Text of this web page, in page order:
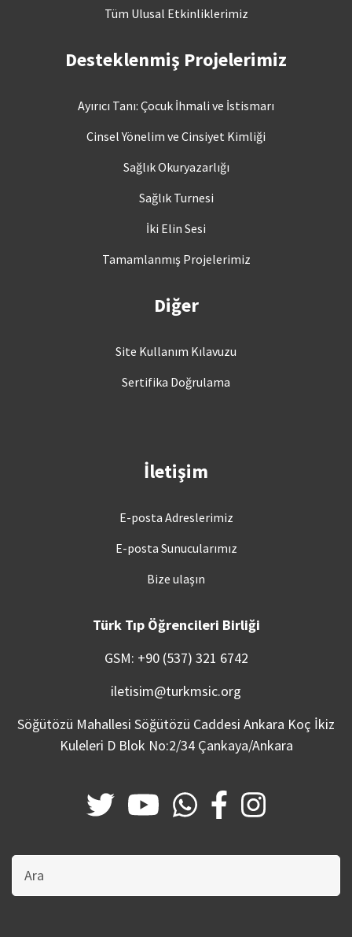
Tüm Ulusal Etkinliklerimiz
Desteklenmiş Projelerimiz
Ayırıcı Tanı: Çocuk İhmali ve İstismarı
Cinsel Yönelim ve Cinsiyet Kimliği
Sağlık Okuryazarlığı
Sağlık Turnesi
İki Elin Sesi
Tamamlanmış Projelerimiz
Diğer
Site Kullanım Kılavuzu
Sertifika Doğrulama
İletişim
E-posta Adreslerimiz
E-posta Sunucularımız
Bize ulaşın
Türk Tıp Öğrencileri Birliği
GSM: +90 (537) 321 6742
iletisim@turkmsic.org
Söğütözü Mahallesi Söğütözü Caddesi Ankara Koç İkiz
Kuleleri D Blok No:2/34 Çankaya/Ankara
Bu
sitede
ara